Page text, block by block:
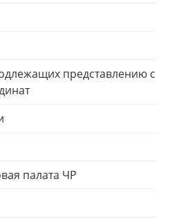
представлению с
палата ЧР